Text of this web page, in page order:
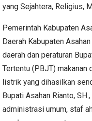
yang Sejahtera, Religius,
Pemerintah Kabupaten
Daerah Kabupaten
daerah dan peraturan
Tertentu (PBJT) makanan
listrik yang dihasilkan
Bupati Asahan Rianto,
administrasi umum, staf